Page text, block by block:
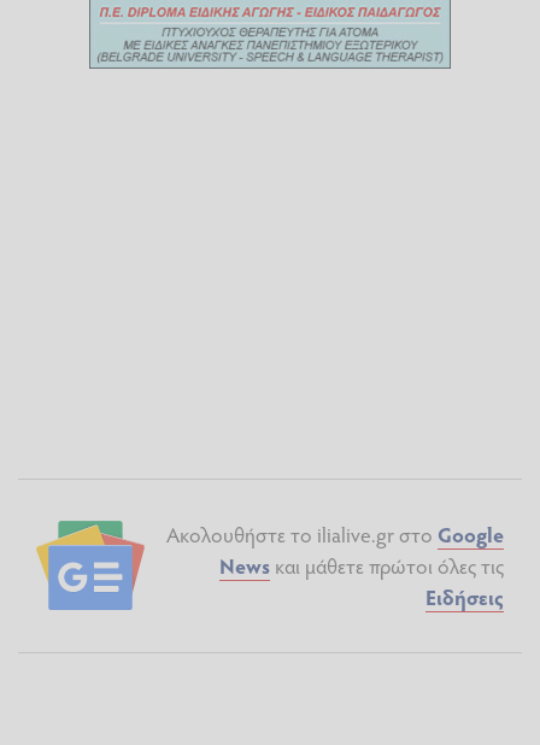
Ακολουθήστε το ilialive.gr στο Google
News και μάθετε πρώτοι όλες τις
Ειδήσεις